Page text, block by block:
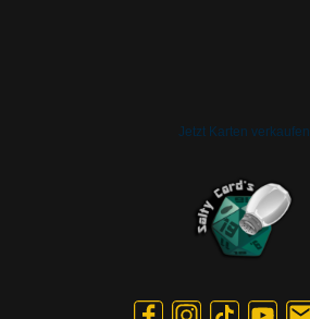
Jetzt Karten verkaufen